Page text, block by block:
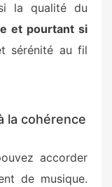
la qualité du
et pourtant si
sérénité au fil
la cohérence
accorder
de musique.